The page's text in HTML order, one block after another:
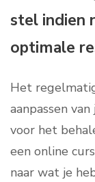
stel indien
optimale
Het
aanpassen
voor het
een online
naar wat je